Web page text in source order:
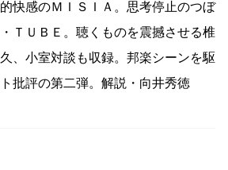
快感のＭＩＳＩＡ。思考停止のつぼ
ＴＵＢＥ。聴くものを震撼させる椎
、小室対談も収録。邦楽シーンを駆
批評の第二弾。解説・向井秀徳